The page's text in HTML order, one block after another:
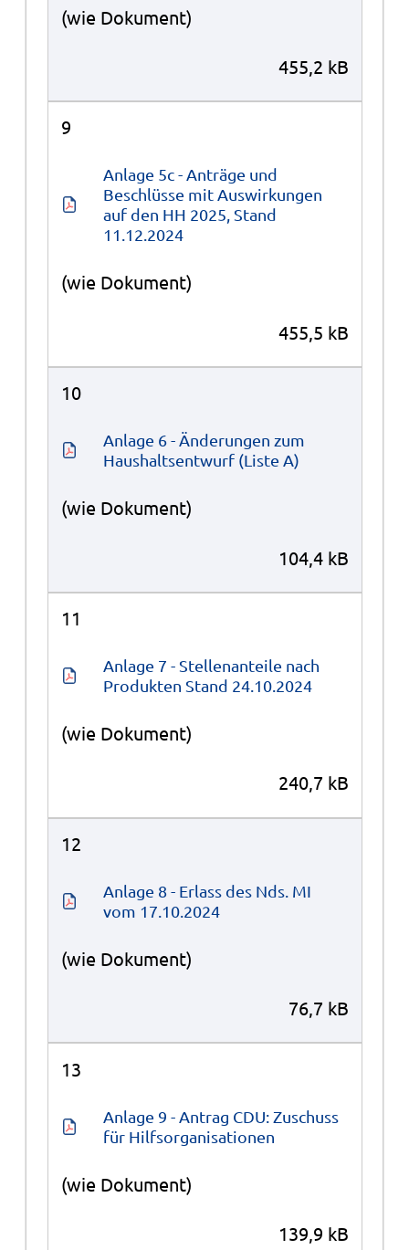
(wie Dokument)
455,2 kB
9
Anlage 5c - Anträge und
Beschlüsse mit Auswirkungen
auf den HH 2025, Stand
11.12.2024
(wie Dokument)
455,5 kB
10
Anlage 6 - Änderungen zum
Haushaltsentwurf (Liste A)
(wie Dokument)
104,4 kB
11
Anlage 7 - Stellenanteile nach
Produkten Stand 24.10.2024
(wie Dokument)
240,7 kB
12
Anlage 8 - Erlass des Nds. MI
vom 17.10.2024
(wie Dokument)
76,7 kB
13
Anlage 9 - Antrag CDU: Zuschuss
für Hilfsorganisationen
(wie Dokument)
139,9 kB